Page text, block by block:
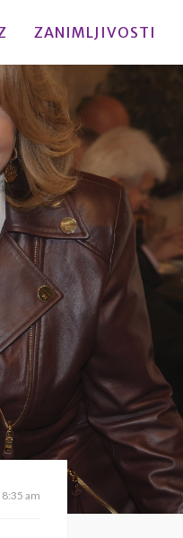
ZANIMLJIVOSTI
2025.
am